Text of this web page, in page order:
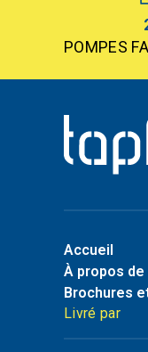
POMPES
Accueil
À propos de
Brochures
Livré par